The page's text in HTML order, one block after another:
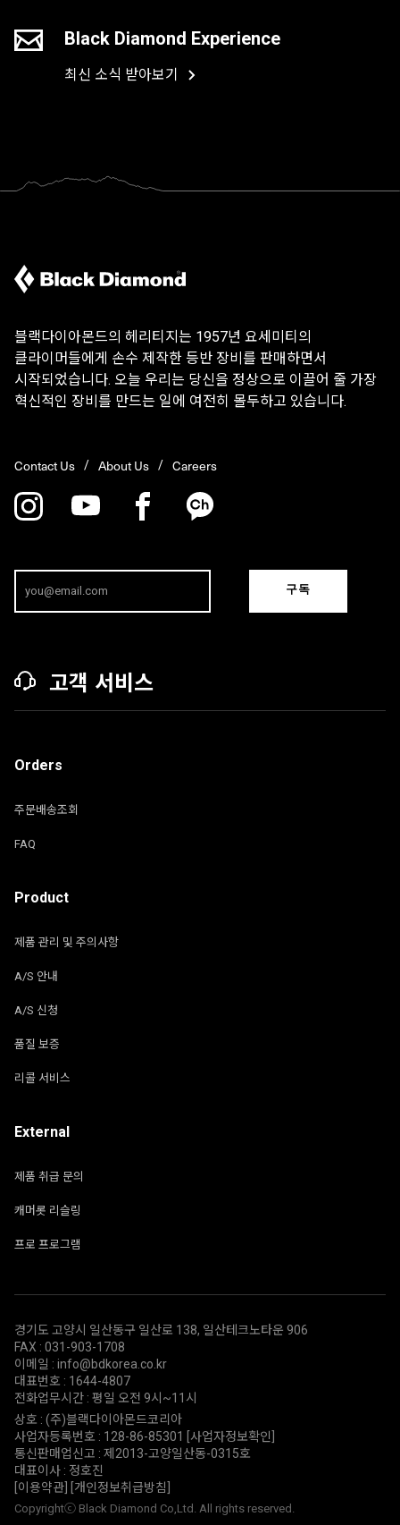
Black Diamond Experience
최신 소식 받아보기
블랙다이아몬드의 헤리티지는 1957년 요세미티의
클라이머들에게 손수 제작한 등반 장비를 판매하면서
시작되었습니다. 오늘 우리는 당신을 정상으로 이끌어 줄 가장
혁신적인 장비를 만드는 일에 여전히 몰두하고 있습니다.
Contact Us About Us Careers
구독
고객 서비스
Orders
주문배송조회
FAQ
Product
제품 관리 및 주의사항
A/S 안내
A/S 신청
품질 보증
리콜 서비스
External
제품 취급 문의
캐머롯 리슬링
프로 프로그램
경기도 고양시 일산동구 일산로 138, 일산테크노타운 906
FAX : 031-903-1708
이메일 : info@bdkorea.co.kr
대표번호 : 1644-4807
전화업무시간 : 평일 오전 9시~11시
상호 : (주)블랙다이아몬드코리아
사업자등록번호 : 128-86-85301
[사업자정보확인]
통신판매업신고 : 제2013-고양일산동-0315호
대표이사 : 정호진
[이용약관]
[개인정보취급방침]
Copyrightⓒ Black Diamond Co,Ltd. All rights reserved.